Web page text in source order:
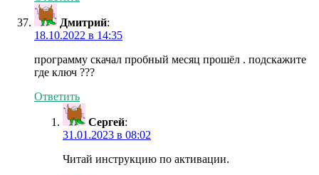
Дмитрий:
18.10.2022 в 14:35
программу скачал пробный месяц прошёл . подскажите
где ключ ???
Ответить
Сергей:
31.01.2023 в 08:02
Читай инструкцию по активации.